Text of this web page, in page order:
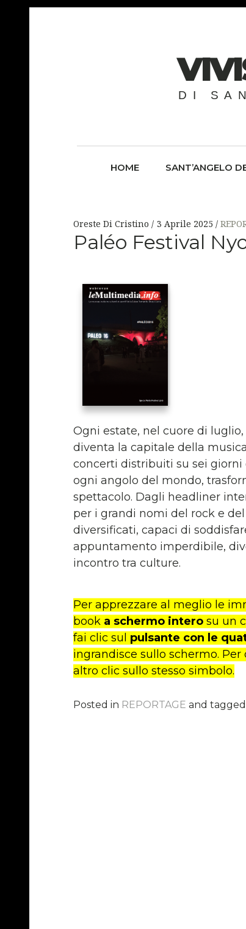
DI
HOME SANT’ANGELO
Oreste Di Cristino 3 Aprile 2025
Paléo Festival
Ogni estate, nel cuore di
diventa la capitale della
concerti distribuiti su sei
ogni angolo del mondo,
spettacolo. Dagli headliner
per i grandi nomi del rock e
diversificati, capaci di
appuntamento imperdibile,
incontro tra culture.
Per apprezzare al meglio le
book a schermo intero su un
fai clic sul pulsante con le
ingrandisce sullo schermo.
altro clic sullo stesso simbolo.
Posted in REPORTAGE and tagged